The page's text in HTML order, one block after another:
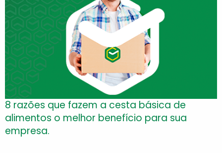
8 razões que fazem a cesta básica de
alimentos o melhor benefício para sua
empresa.